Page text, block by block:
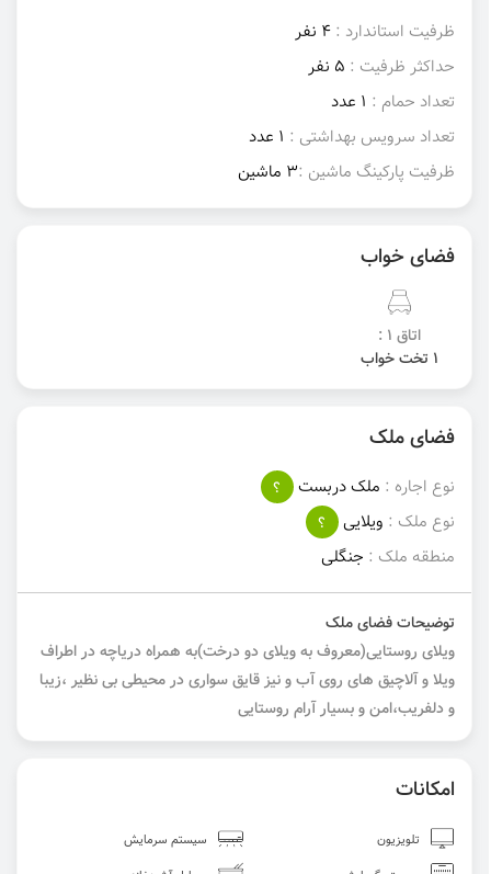
ظرفیت استاندارد : 4 نفر
حداکثر ظرفیت : 5 نفر
تعداد حمام : 1 عدد
تعداد سرویس بهداشتی : 1 عدد
ظرفیت پارکینگ ماشین :3 ماشین
فضای خواب
اتاق 1 :
1 تخت خواب
فضای ملک
نوع اجاره : ملک دربست
؟
نوع ملک : ویلایی
؟
منطقه ملک : جنگلی
توضیحات فضای ملک
ویلای روستایی(معروف به ویلای دو درخت)به همراه دریاچه در اطراف
ویلا و آلاچیق های روی آب و نیز قایق سواری در محیطی بی نظیر ،زیبا
و دلفریب،امن و بسیار آرام روستایی
امکانات
تلویزیون
سیستم سرمایش